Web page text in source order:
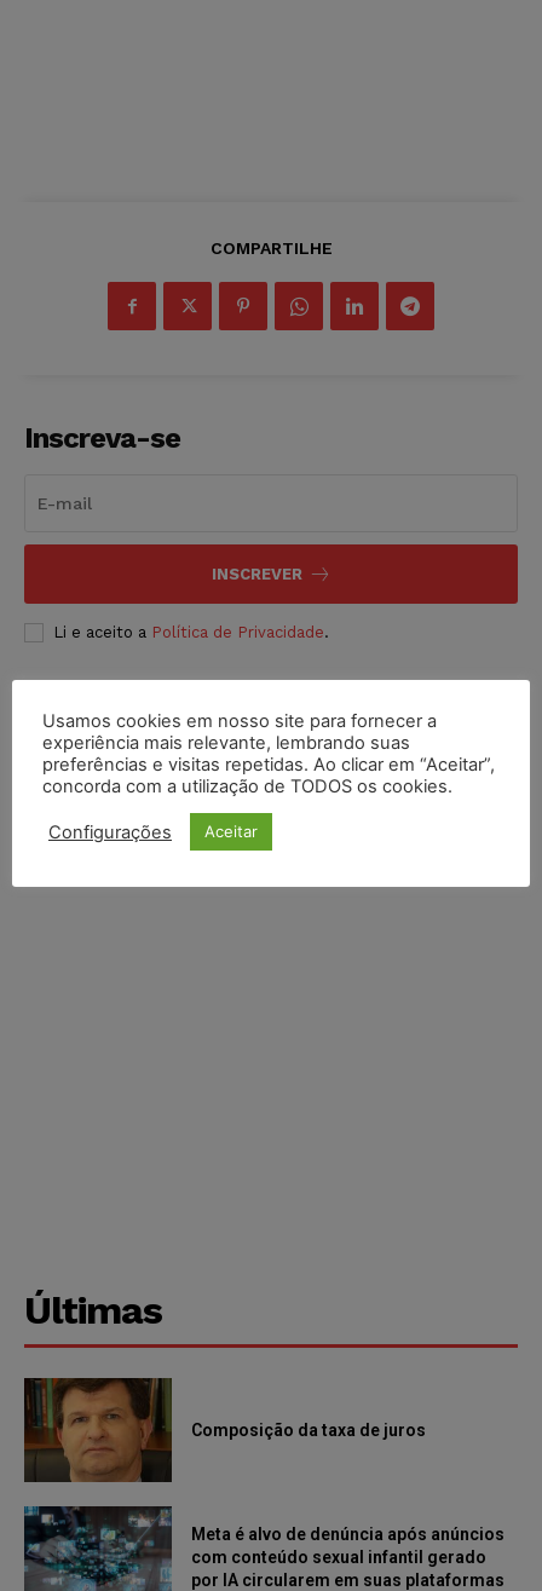
COMPARTILHE
Inscreva-se
INSCREVER
Li e aceito a Política de Privacidade.
Últimas
Composição da taxa de juros
Meta é alvo de denúncia após anúncios
com conteúdo sexual infantil gerado
por IA circularem em suas plataformas
Usamos cookies em nosso site para fornecer a
experiência mais relevante, lembrando suas
preferências e visitas repetidas. Ao clicar em “Aceitar”,
concorda com a utilização de TODOS os cookies.
Configurações Aceitar